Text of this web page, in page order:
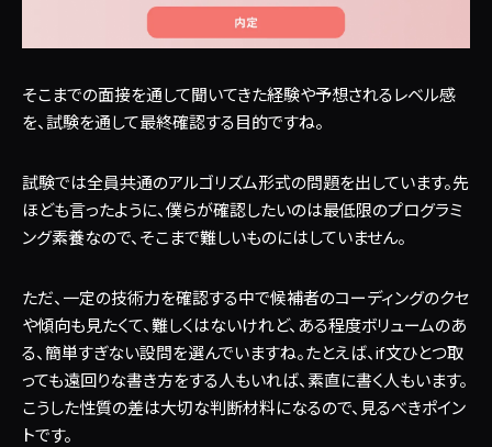
そこまでの面接を通して聞いてきた経験や予想されるレベル感
を、試験を通して最終確認する目的ですね。
試験では全員共通のアルゴリズム形式の問題を出しています。先
ほども言ったように、僕らが確認したいのは最低限のプログラミ
ング素養なので、そこまで難しいものにはしていません。
ただ、一定の技術力を確認する中で候補者のコーディングのクセ
や傾向も見たくて、難しくはないけれど、ある程度ボリュームのあ
る、簡単すぎない設問を選んでいますね。たとえば、if文ひとつ取
っても遠回りな書き方をする人もいれば、素直に書く人もいます。
こうした性質の差は大切な判断材料になるので、見るべきポイン
トです。